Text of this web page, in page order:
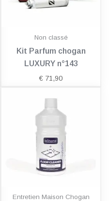
Non classé
Kit Parfum chogan
LUXURY n°143
€ 71,90
Entretien Maison Chogan